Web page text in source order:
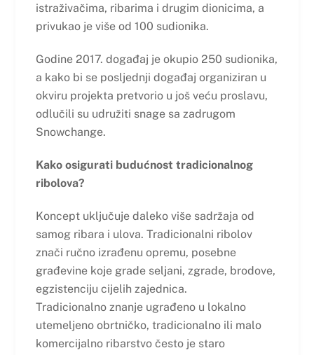
istraživačima, ribarima i drugim dionicima, a
privukao je više od 100 sudionika.
Godine 2017. događaj je okupio 250 sudionika,
a kako bi se posljednji događaj organiziran u
okviru projekta pretvorio u još veću proslavu,
odlučili su udružiti snage sa zadrugom
Snowchange.
Kako osigurati budućnost tradicionalnog
ribolova?
Koncept uključuje daleko više sadržaja od
samog ribara i ulova. Tradicionalni ribolov
znači ručno izrađenu opremu, posebne
građevine koje grade seljani, zgrade, brodove,
egzistenciju cijelih zajednica.
Tradicionalno znanje ugrađeno u lokalno
utemeljeno obrtničko, tradicionalno ili malo
komercijalno ribarstvo često je staro